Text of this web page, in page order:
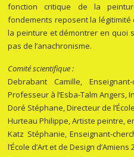
fonction critique de la
fondements reposent la
la peinture et démontrer en quoi
pas de l’anachronisme.
Comité scientifique :
Debrabant Camille,
Professeur à l’Esba-Talm Angers,
Doré Stéphane, Directeur de
Hurteau Philippe, Artiste peintre,
Katz Stéphanie, Enseignant-
l’École d’Art et de Design d’Amiens